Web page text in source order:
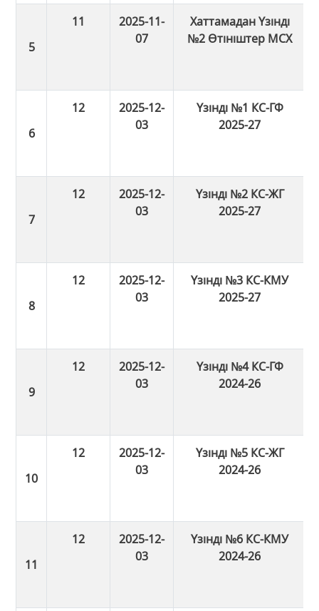
11
2025-11-
07
Хаттамадан Үзінді
№2 Өтініштер МСХ
12
2025-12-
03
Үзінді №1 КС-ГФ
2025-27
12
2025-12-
03
Үзінді №2 КС-ЖГ
2025-27
12
2025-12-
03
Үзінді №3 КС-КМУ
2025-27
12
2025-12-
03
Үзінді №4 КС-ГФ
2024-26
12
2025-12-
03
Үзінді №5 КС-ЖГ
2024-26
12
2025-12-
03
Үзінді №6 КС-КМУ
2024-26